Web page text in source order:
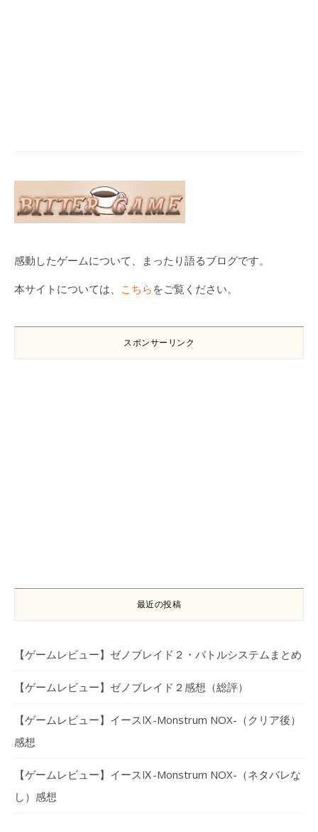
感動したゲームについて、まったり語るブログです。
本サイトについては、 こちら をご覧ください。
スポンサーリンク
最近の投稿
【ゲームレビュー】ゼノブレイド２・バトルシステムまとめ
【ゲームレビュー】ゼノブレイド２感想（総評）
【ゲームレビュー】イースⅨ-Monstrum NOX-（クリア後）
感想
【ゲームレビュー】イースⅨ-Monstrum NOX-（ネタバレな
し）感想